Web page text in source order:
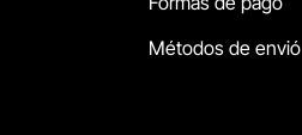
Métodos de envió